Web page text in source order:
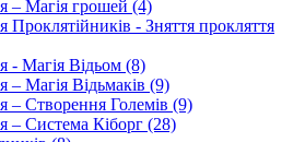
– Магія грошей (4)
Проклятійників - Зняття прокляття
- Магія Відьом (8)
– Магія Відьмаків (9)
– Створення Големів (9)
– Система Кіборг (28)